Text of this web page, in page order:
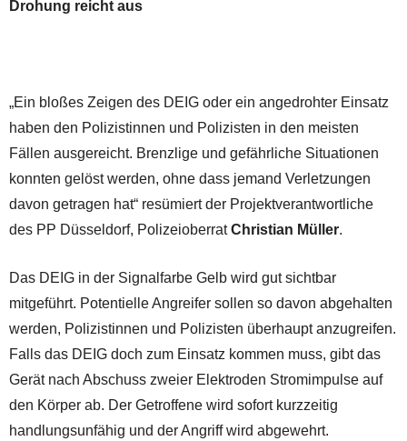
Drohung reicht aus
„Ein bloßes Zeigen des DEIG oder ein angedrohter Einsatz
haben den Polizistinnen und Polizisten in den meisten
Fällen ausgereicht. Brenzlige und gefährliche Situationen
konnten gelöst werden, ohne dass jemand Verletzungen
davon getragen hat“ resümiert der Projektverantwortliche
des PP Düsseldorf, PolizeioberratChristian Müller.
Das DEIG in der Signalfarbe Gelb wird gut sichtbar
mitgeführt. Potentielle Angreifer sollen so davon abgehalten
werden, Polizistinnen und Polizisten überhaupt anzugreifen.
Falls das DEIG doch zum Einsatz kommen muss, gibt das
Gerät nach Abschuss zweier Elektroden Stromimpulse auf
den Körper ab. Der Getroffene wird sofort kurzzeitig
handlungsunfähig und der Angriff wird abgewehrt.